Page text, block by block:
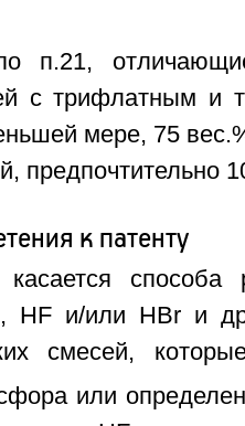
п.21,
с трифлатным и
мере, 75
предпочтительно
к патенту
касается способа
HF и/или HBr и
смесей,
или